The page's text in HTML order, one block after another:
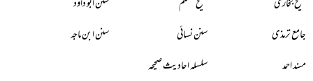
صحیح بخاری صحیح مسلم
سنن ابو داؤد
جامع ترمذی
سنن نسائی
سنن ابن ماجہ
مسند احمد
سلسلہ احادیث صحیحہ